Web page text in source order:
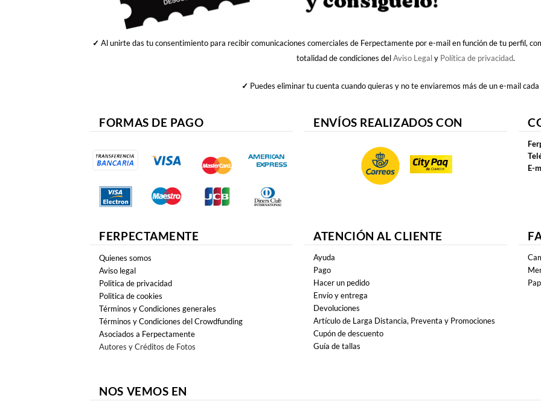
✓ Al unirte das tu consentimiento para recibir comunicaciones comerciales de Ferpectamente por e-mail en función de tu perfil,
totalidad de condiciones delAviso Legaly Política de privacidad.
✓ Puedes eliminar tu cuenta cuando quieras y no te enviaremos más de un e-mail
FORMAS DE PAGO ENVÍOS REALIZADOS CON
E-
FERPECTAMENTE
Quienes somos
Aviso legal
Politica de privacidad
Politica de cookies
Términos y Condiciones generales
Términos y Condiciones del Crowdfunding
Asociados a Ferpectamente
Autores y Créditos de Fotos
ATENCIÓN AL CLIENTE
Ayuda
Pago
Hacer un pedido
Envío y entrega
Devoluciones
Artículo de Larga Distancia, Preventa y Promociones
Cupón de descuento
Guía de tallas
NOS VEMOS EN